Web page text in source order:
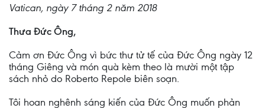
Vatican, ngày 7 tháng 2 năm 2018
Thưa Đức Ông,
Cảm ơn Đức Ông vì bức thư tử tế của Đức Ông ngày 12
tháng Giêng và món quà kèm theo là mười một tập
sách nhỏ do Roberto Repole biên soạn.
Tôi hoan nghênh sáng kiến của Đức Ông muốn phản